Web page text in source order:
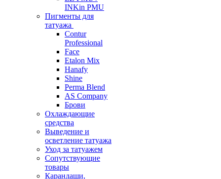
INKin PMU
Пигменты для
татуажа
Contur
Professional
Face
Etalon Mix
Hanafy
Shine
Perma Blend
AS Company
Брови
Охлаждающие
средства
Выведение и
осветление татуажа
Уход за татуажем
Сопутствующие
товары
Карандаши,